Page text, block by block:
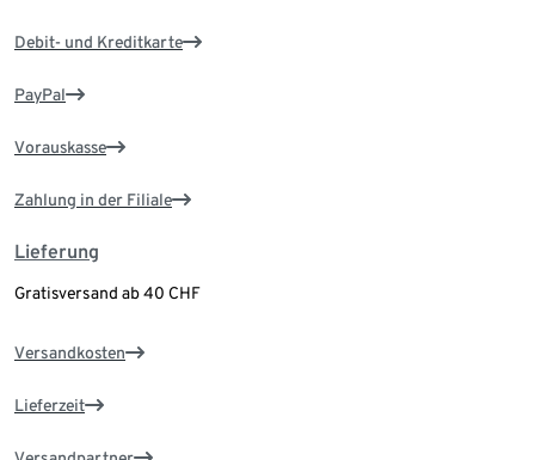
Debit- und Kreditkarte
PayPal
Vorauskasse
Zahlung in der Filiale
Lieferung
Gratisversand ab 40 CHF
Versandkosten
Lieferzeit